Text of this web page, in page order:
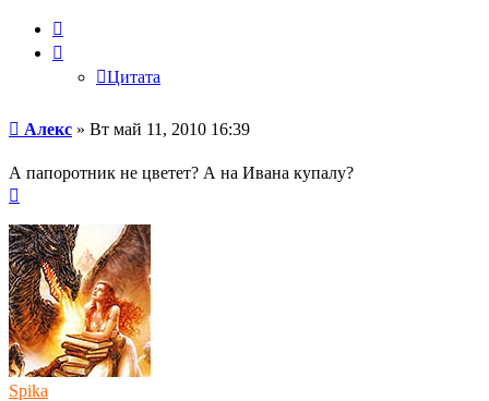
Цитата
Сообщение
Алекс » Вт май 11, 2010 16:39
А папоротник не цветет? А на Ивана купалу?
началу
Spika